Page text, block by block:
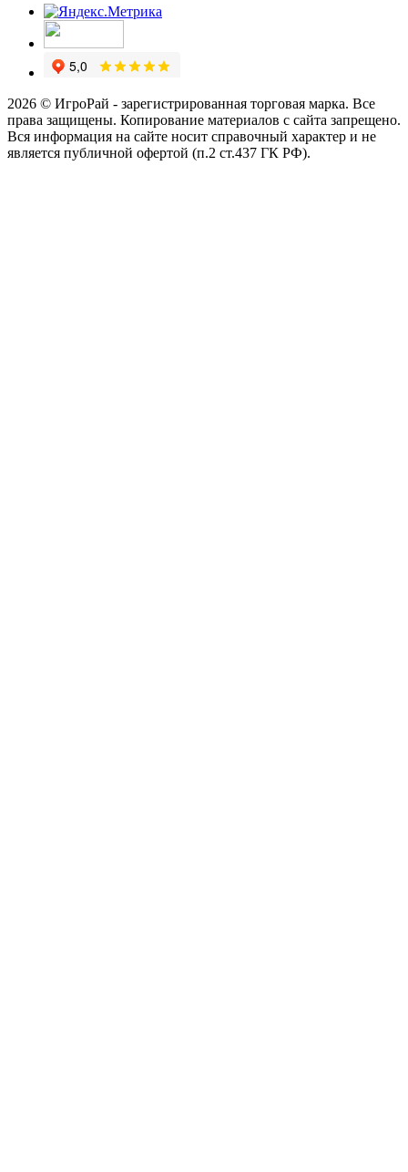
2026 © ИгроРай - зарегистрированная торговая марка. Все
права защищены. Копирование материалов с сайта запрещено.
Вся информация на сайте носит справочный характер и не
является публичной офертой (п.2 ст.437 ГК РФ).